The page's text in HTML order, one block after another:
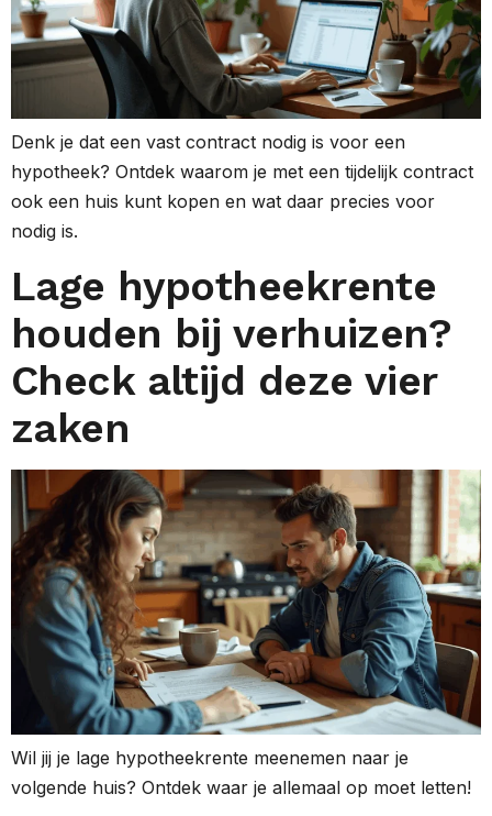
Denk je dat een vast contract nodig is voor een
hypotheek? Ontdek waarom je met een tijdelijk contract
ook een huis kunt kopen en wat daar precies voor
nodig is.
Lage hypotheekrente
houden bij verhuizen?
Check altijd deze vier
zaken
Wil jij je lage hypotheekrente meenemen naar je
volgende huis? Ontdek waar je allemaal op moet letten!